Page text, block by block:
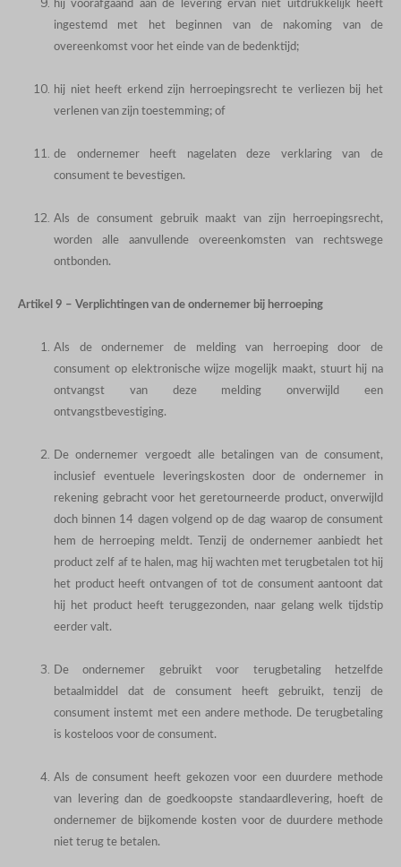
hij voorafgaand aan de levering ervan niet uitdrukkelijk heeft
ingestemd met het beginnen van de nakoming van de
overeenkomst voor het einde van de bedenktijd;
hij niet heeft erkend zijn herroepingsrecht te verliezen bij het
verlenen van zijn toestemming; of
de ondernemer heeft nagelaten deze verklaring van de
consument te bevestigen.
Als de consument gebruik maakt van zijn herroepingsrecht,
worden alle aanvullende overeenkomsten van rechtswege
ontbonden.
Artikel 9 – Verplichtingen van de ondernemer bij herroeping
Als de ondernemer de melding van herroeping door de
consument op elektronische wijze mogelijk maakt, stuurt hij na
ontvangst van deze melding onverwijld een
ontvangstbevestiging.
De ondernemer vergoedt alle betalingen van de consument,
inclusief eventuele leveringskosten door de ondernemer in
rekening gebracht voor het geretourneerde product, onverwijld
doch binnen 14 dagen volgend op de dag waarop de consument
hem de herroeping meldt. Tenzij de ondernemer aanbiedt het
product zelf af te halen, mag hij wachten met terugbetalen tot hij
het product heeft ontvangen of tot de consument aantoont dat
hij het product heeft teruggezonden, naar gelang welk tijdstip
eerder valt.
De ondernemer gebruikt voor terugbetaling hetzelfde
betaalmiddel dat de consument heeft gebruikt, tenzij de
consument instemt met een andere methode. De terugbetaling
is kosteloos voor de consument.
Als de consument heeft gekozen voor een duurdere methode
van levering dan de goedkoopste standaardlevering, hoeft de
ondernemer de bijkomende kosten voor de duurdere methode
niet terug te betalen.